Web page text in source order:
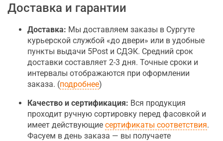
Доставка и гарантии
Доставка: Мы доставляем заказы в Сургуте
курьерской службой «до двери» или в удобные
пункты выдачи 5Post и СДЭК. Средний срок
доставки составляет 2-3 дня. Точные сроки и
интервалы отображаются при оформлении
заказа. (подробнее)
Качество и сертификация: Вся продукция
проходит ручную сортировку перед фасовкой и
имеет действующие сертификаты соответствия.
Фасуем в день заказа — вы получаете